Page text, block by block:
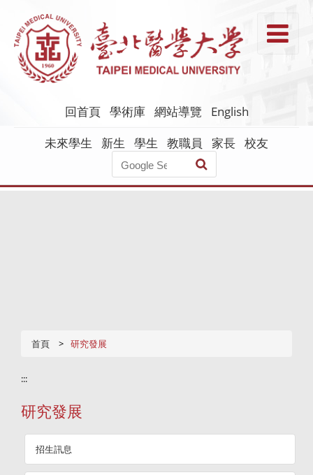
主
要
回首頁 學術庫 網站導覽
English
未來學生
新生 學生 教職員 家長 校友
首頁 研究發展
:::
研究發展
招生訊息